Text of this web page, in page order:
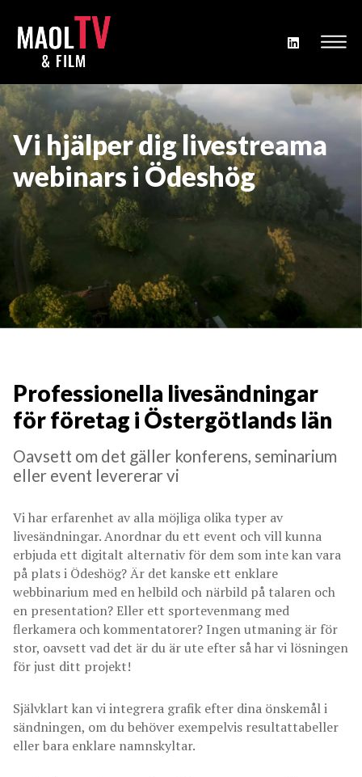
Vi hjälper dig livestreama
webinars i Ödeshög
Professionella livesändningar
för företag i Östergötlands län
Oavsett om det gäller konferens, seminarium
eller event levererar vi
Vi har erfarenhet av alla möjliga olika typer av
livesändningar. Anordnar du ett event och vill kunna
erbjuda ett digitalt alternativ för dem som inte kan vara
på plats i Ödeshög? Är det kanske ett enklare
webbinarium med en helbild och närbild på talaren och
en presentation? Eller ett sportevenmang med
flerkamera och kommentatorer? Ingen utmaning är för
stor, oavsett vad det är du är ute efter så har vi lösningen
för just ditt projekt!
Självklart kan vi integrera grafik efter dina önskemål i
sändningen, om du behöver exempelvis resultattabeller
eller bara enklare namnskyltar.